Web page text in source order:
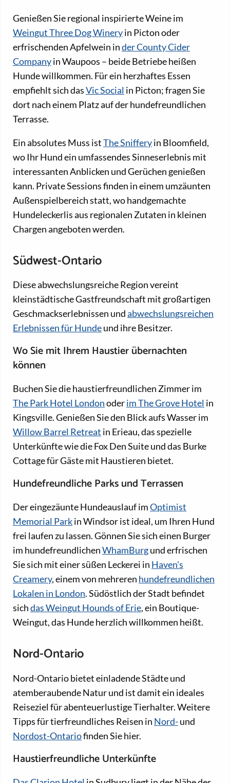
Genießen Sie regional inspirierte Weine im
Weingut Three Dog Wineryin Picton oder
erfrischenden Apfelwein inder County Cider
Companyin Waupoos – beide Betriebe heißen
Hunde willkommen. Für ein herzhaftes Essen
empfiehlt sich dasVic Social in Picton; fragen Sie
dort nach einem Platz auf der hundefreundlichen
Terrasse.
Ein absolutes Muss istThe Snifferyin Bloomfield,
wo Ihr Hund ein umfassendes Sinneserlebnis mit
interessanten Anblicken und Gerüchen genießen
kann. Private Sessions finden in einem umzäunten
Außenspielbereich statt, wo handgemachte
Hundeleckerlis aus regionalen Zutaten in kleinen
Chargen angeboten werden.
Südwest-Ontario
Diese abwechslungsreiche Region vereint
kleinstädtische Gastfreundschaft mit großartigen
Geschmackserlebnissen undabwechslungsreichen
Erlebnissen für Hundeund ihre Besitzer.
Wo Sie mit Ihrem Haustier übernachten
können
Buchen Sie die haustierfreundlichen Zimmer im
The Park Hotel Londonoderim The Grove Hotel in
Kingsville. Genießen Sie den Blick aufs Wasser im
Willow Barrel Retreat in Erieau, das spezielle
Unterkünfte wie die Fox Den Suite und das Burke
Cottage für Gäste mit Haustieren bietet.
Hundefreundliche Parks und Terrassen
Der eingezäunte Hundeauslauf imOptimist
Memorial Parkin Windsor ist ideal, um Ihren Hund
frei laufen zu lassen. Gönnen Sie sich einen Burger
im hundefreundlichenWhamBurgund erfrischen
Sie sich mit einer süßen Leckerei in Haven's
Creamery, einem von mehreren hundefreundlichen
Lokalen in London. Südöstlich der Stadt befindet
sichdas Weingut Hounds of Erie, ein Boutique-
Weingut, das Hunde herzlich willkommen heißt.
Nord-Ontario
Nord-Ontario bietet einladende Städte und
atemberaubende Natur und ist damit ein ideales
Reiseziel für abenteuerlustige Tierhalter. Weitere
Tipps für tierfreundliches Reisen in Nord-und
Nordost-Ontariofinden Sie hier.
Haustierfreundliche Unterkünfte